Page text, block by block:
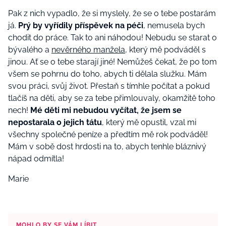
Pak z nich vypadlo, že si myslely, že se o tebe postarám
já. Prý by vyřídily příspěvek na péči, nemusela bych
chodit do práce. Tak to ani náhodou! Nebudu se starat o
bývalého a nevěrného manžela, který mě podváděl s
jinou. Ať se o tebe starají jiné! Nemůžeš čekat, že po tom
všem se pohrnu do toho, abych ti dělala služku. Mám
svou práci, svůj život. Přestaň s tímhle počítat a pokud
tlačíš na děti, aby se za tebe přimlouvaly, okamžitě toho
nech! Mé děti mi nebudou vyčítat, že jsem se
nepostarala o jejich tátu, který mě opustil, vzal mi
všechny společné peníze a předtím mě rok podváděl!
Mám v sobě dost hrdosti na to, abych tenhle bláznivý
nápad odmítla!
Marie